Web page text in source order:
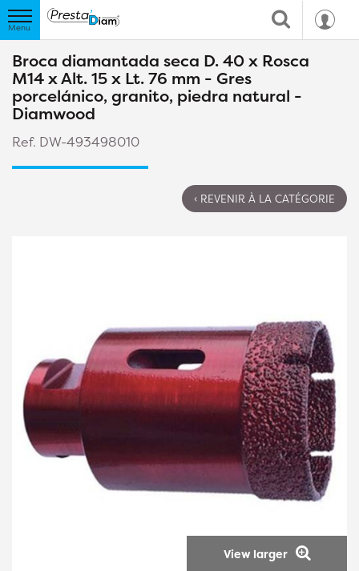
Broca diamantada seca D. 40 x Rosca
M14 x Alt. 15 x Lt. 76 mm - Gres
porcelánico, granito, piedra natural -
Diamwood
Ref. DW-493498010
‹ REVENIR À LA CATÉGORIE
View larger